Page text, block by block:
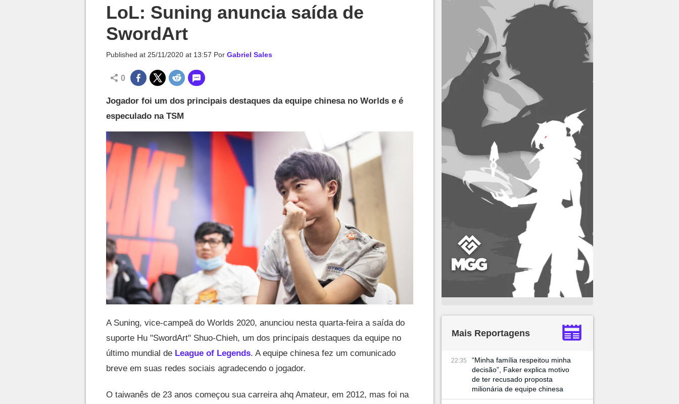
LoL: Suning anuncia saída de
SwordArt
Published at 25/11/2020 at 13:57 Por Gabriel Sales
0
Jogador foi um dos principais destaques da equipe chinesa no Worlds e é
especulado na TSM
A Suning, vice-campeã do Worlds 2020, anunciou nesta quarta-feira a saída do
suporte Hu "SwordArt" Shuo-Chieh, um dos principais destaques da equipe no
último mundial de League of Legends. A equipe chinesa fez um comunicado
breve em suas redes sociais agradecendo o jogador.
O taiwanês de 23 anos começou sua carreira ahq Amateur, em 2012, mas foi na
Mais Reportagens
22:35
“Minha família respeitou minha
decisão”, Faker explica motivo
de ter recusado proposta
milionária de equipe chinesa